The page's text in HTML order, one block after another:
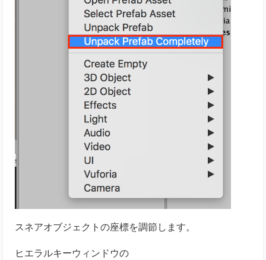
スネアオブジェクトの座標を調節します。
ヒエラルキーウィンドウの